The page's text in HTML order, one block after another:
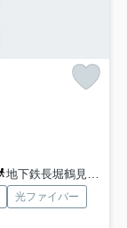
地下鉄長堀鶴見緑地「横堤」駅 徒歩17分
光ファイバー